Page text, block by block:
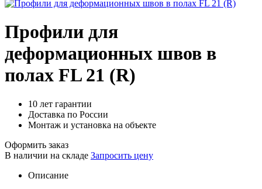
Профили для
деформационных швов в
полах FL 21 (R)
10 лет гарантии
Доставка по России
Монтаж и установка на объекте
Оформить заказ
В наличии на складе Запросить цену
Описание